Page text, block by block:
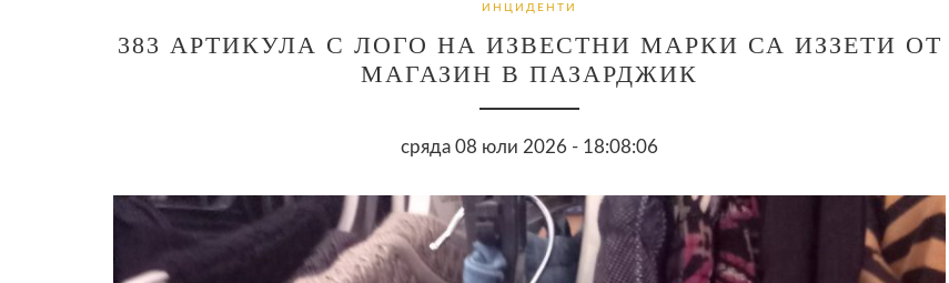
ИНЦИДЕНТИ
383 АРТИКУЛА С ЛОГО НА ИЗВЕСТНИ МАРКИ СА ИЗЗЕТИ ОТ
МАГАЗИН В ПАЗАРДЖИК
сряда 08 юли 2026 - 18:08:06